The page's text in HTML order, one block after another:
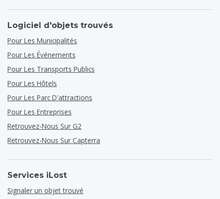
Logiciel d'objets trouvés
Pour Les Municipalités
Pour Les Événements
Pour Les Transports Publics
Pour Les Hôtels
Pour Les Parc D'attractions
Pour Les Entreprises
Retrouvez-Nous Sur G2
Retrouvez-Nous Sur Capterra
Services iLost
Signaler un objet trouvé